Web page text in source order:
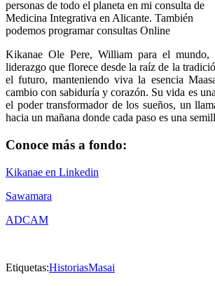
personas de todo el planeta en mi consulta de
Medicina Integrativa en Alicante. También
podemos programar consultas Online
Kikanae Ole Pere, William para el mundo,
liderazgo que florece desde la raíz de la
el futuro, manteniendo viva la esencia
cambio con sabiduría y corazón. Su vida es
el poder transformador de los sueños, un
hacia un mañana donde cada paso es una
Conoce más a fondo:
Kikanae en Linkedin
Sawamara
ADCAM
Etiquetas:HistoriasMasai